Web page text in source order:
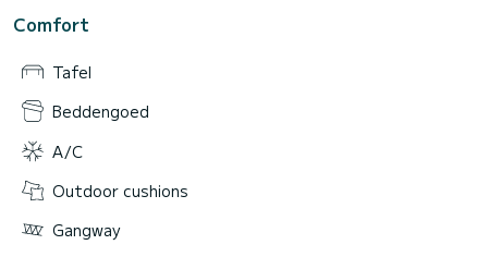
Comfort
Tafel
Beddengoed
A/C
Outdoor cushions
Gangway